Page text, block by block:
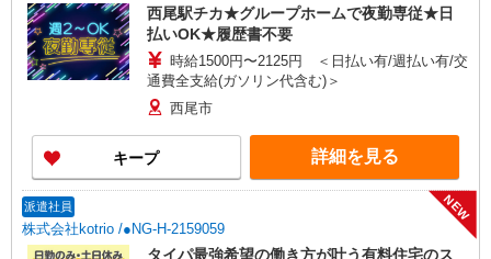
西尾駅チカ★グループホームで夜勤専従★日
払いOK★履歴書不要
時給1500円〜2125円 ＜日払い有/週払い有/交
通費全支給(ガソリン代含む)＞
西尾市
キープ 詳細を見る
派遣社員
株式会社kotrio /●NG-H-2159059
NEW
タイパ最強希望の働き方が叶う有料住宅のス